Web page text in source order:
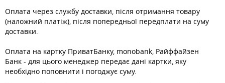
Оплата через службу доставки, після отримання товару
(наложний платіж), після попередньої передплати на суму
доставки.
Оплата на картку ПриватБанку, monobank, Райффайзен
Банк - для цього менеджер передає дані картки, яку
необхідно поповнити і погоджує суму.